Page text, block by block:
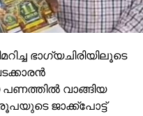
ഭാഗ്യചിരിയിലൂടെ
പണത്തില്‍ വാങ്ങിയ
രൂപയുടെ ജാക്ക്‌പോട്ട്